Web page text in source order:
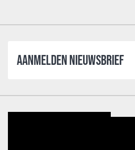
AANMELDEN NIEUWSBRIEF